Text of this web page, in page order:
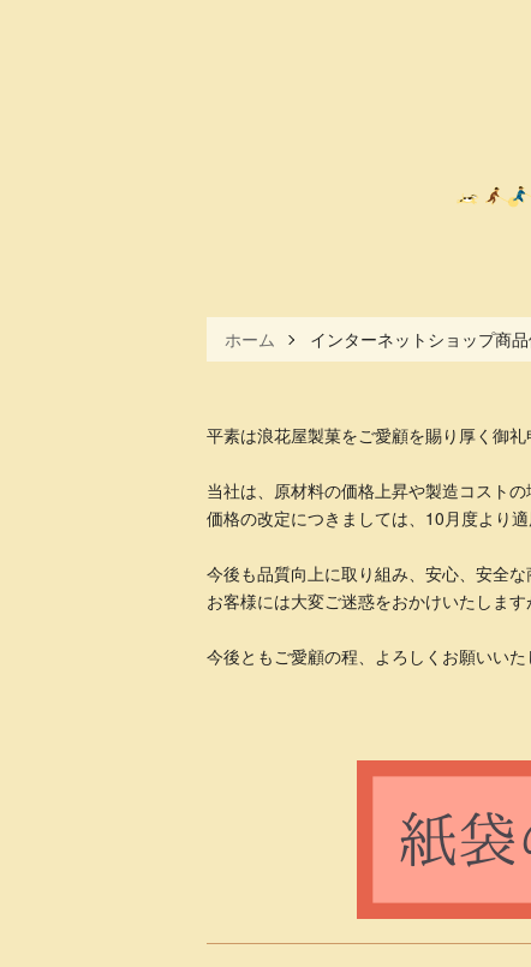
ホーム インターネットショップ商
平素は浪花屋製菓をご愛顧を賜り厚く御礼
当社は、原材料の価格上昇や製造コスト
価格の改定につきましては、10月度より
今後も品質向上に取り組み、安心、安全な
お客様には大変ご迷惑をおかけいたしま
今後ともご愛顧の程、よろしくお願いいた